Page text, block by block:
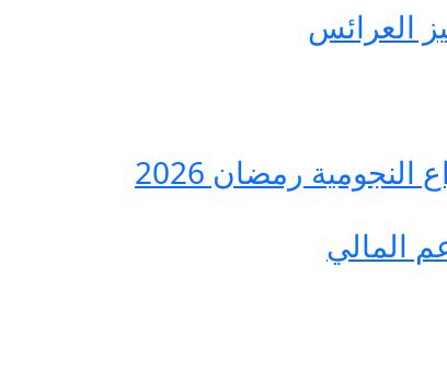
رمضان 2026
المالي